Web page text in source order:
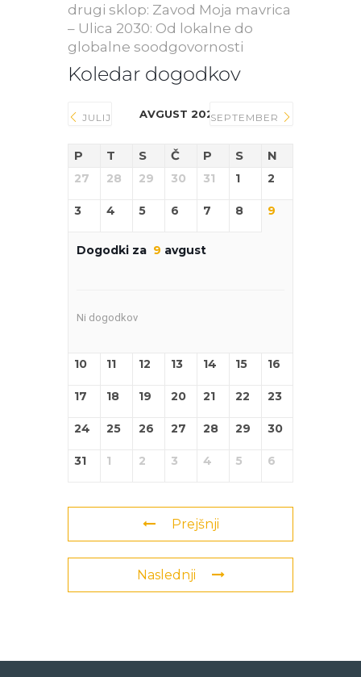
drugi sklop: Zavod Moja mavrica
– Ulica 2030: Od lokalne do
globalne soodgovornosti
Koledar dogodkov
JULIJ AVGUST 2026SEPTEMBER
P T S Č P S N
27 28 29 30 31 1 2
3 4 5 6 7 8 9
Dogodki za 9 avgust
Ni dogodkov
10 11 12 13 14 15 16
17 18 19 20 21 22 23
24 25 26 27 28 29 30
31 1 2 3 4 5 6
Prejšnji
Naslednji